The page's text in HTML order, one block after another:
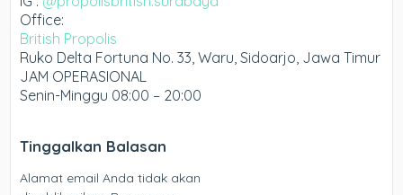
Office:
British Propolis
Ruko Delta Fortuna No. 33, Waru, Sidoarjo, Jawa Timur
JAM OPERASIONAL
Senin-Minggu 08:00 – 20:00
Tinggalkan Balasan
Alamat email Anda tidak akan